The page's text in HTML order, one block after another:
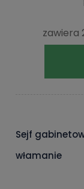
zawiera
Sejf
włamanie